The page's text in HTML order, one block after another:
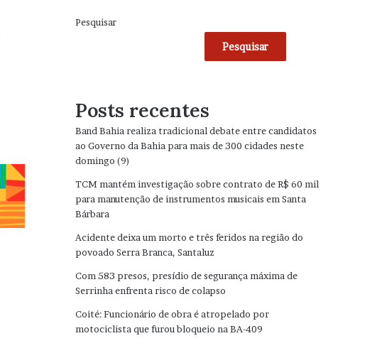
Pesquisar
Pesquisar
Posts recentes
Band Bahia realiza tradicional debate entre candidatos
ao Governo da Bahia para mais de 300 cidades neste
domingo (9)
TCM mantém investigação sobre contrato de R$ 60 mil
para manutenção de instrumentos musicais em Santa
Bárbara
Acidente deixa um morto e três feridos na região do
povoado Serra Branca, Santaluz
Com 583 presos, presídio de segurança máxima de
Serrinha enfrenta risco de colapso
Coité: Funcionário de obra é atropelado por
motociclista que furou bloqueio na BA-409